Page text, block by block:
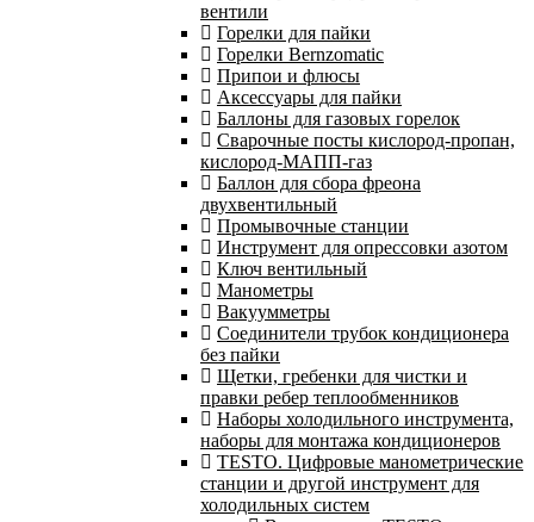
вентили
Горелки для пайки
Горелки Bernzomatic
Припои и флюсы
Аксессуары для пайки
Баллоны для газовых горелок
Сварочные посты кислород-пропан,
кислород-МАПП-газ
Баллон для сбора фреона
двухвентильный
Промывочные станции
Инструмент для опрессовки азотом
Ключ вентильный
Манометры
Вакуумметры
Соединители трубок кондиционера
без пайки
Щетки, гребенки для чистки и
правки ребер теплообменников
Наборы холодильного инструмента,
наборы для монтажа кондиционеров
TESTO. Цифровые манометрические
станции и другой инструмент для
холодильных систем